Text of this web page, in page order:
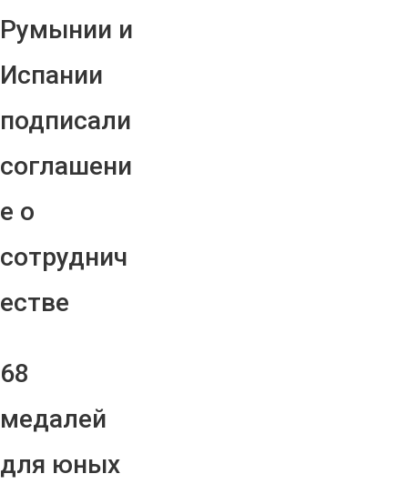
Румынии и
Испании
подписали
соглашени
е о
сотруднич
естве
68
медалей
для юных